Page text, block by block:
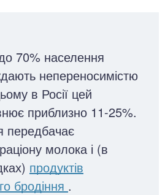
70% населення
непереносимістю
в Росії цей
приблизно 11-25%.
передбачає
молока і (в
продуктів
бродіння .